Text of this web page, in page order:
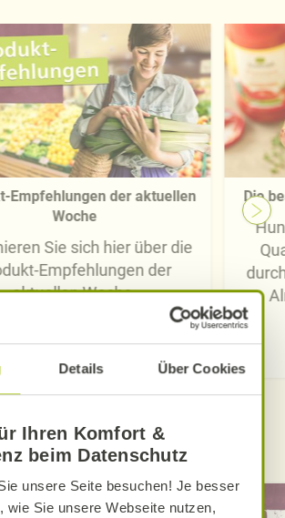
Details Über Cookies
Ihren Komfort &
beim Datenschutz
unsere Seite besuchen! Je besser
wie Sie unsere Webseite nutzen,
Empfehlungen der aktuellen
Woche
Sie sich hier über die
Empfehlungen der
aktuellen Woche.
Die
Mehr von Alnatura